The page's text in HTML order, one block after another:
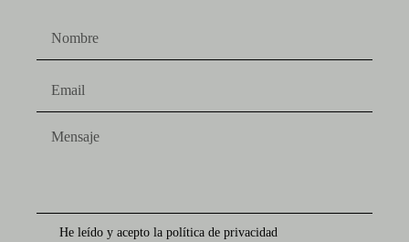
He leído y acepto la política de privacidad